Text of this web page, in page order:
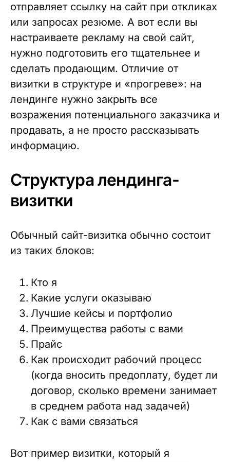
отправляет ссылку на сайт при откликах
или запросах резюме. А вот если вы
настраиваете рекламу на свой сайт,
нужно подготовить его тщательнее и
сделать продающим. Отличие от
визитки в структуре и «прогреве»: на
лендинге нужно закрыть все
возражения потенциального заказчика и
продавать, а не просто рассказывать
информацию.
Структура лендинга-
визитки
Обычный сайт-визитка обычно состоит
из таких блоков:
Кто я
Какие услуги оказываю
Лучшие кейсы и портфолио
Преимущества работы с вами
Прайс
Как происходит рабочий процесс
(когда вносить предоплату, будет ли
договор, сколько времени занимает
в среднем работа над задачей)
Как с вами связаться
Вот пример визитки, который я